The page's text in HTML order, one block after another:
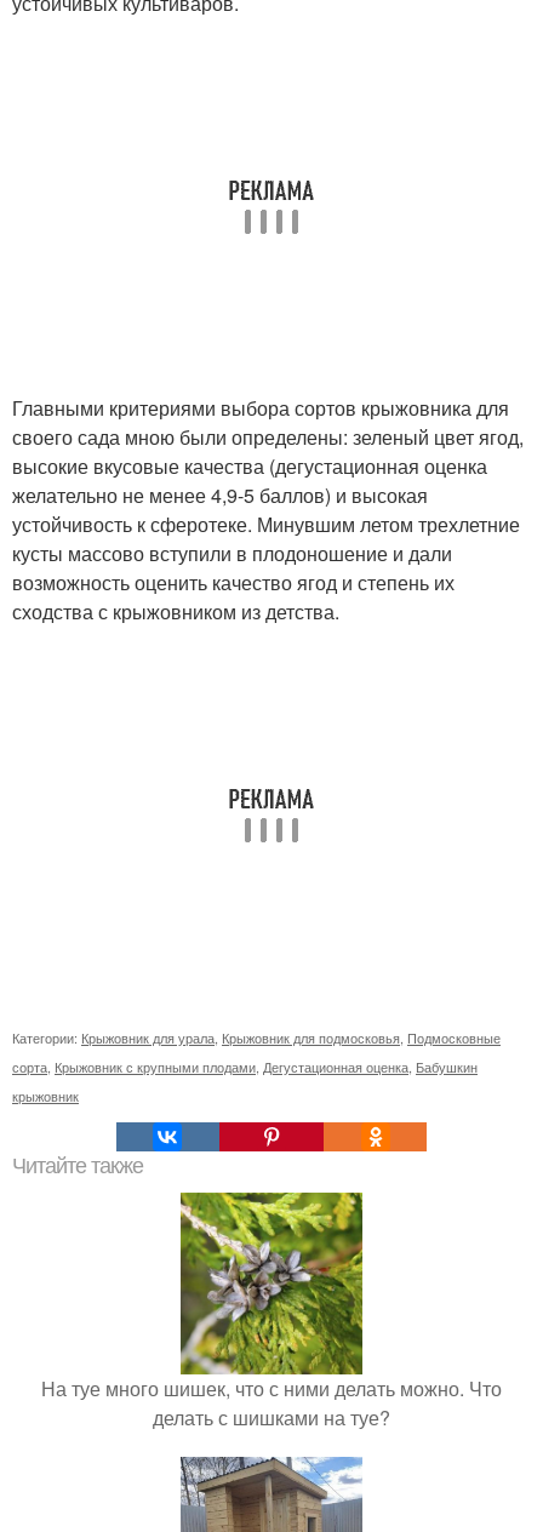
Главными критериями выбора сортов крыжовника для
своего сада мною были определены: зеленый цвет ягод,
высокие вкусовые качества (дегустационная оценка
желательно не менее 4,9-5 баллов) и высокая
устойчивость к сферотеке. Минувшим летом трехлетние
кусты массово вступили в плодоношение и дали
возможность оценить качество ягод и степень их
сходства с крыжовником из детства.
Категории: Крыжовник для урала Крыжовник для подмосковья Подмосковные
сорта Крыжовник с крупными плодами Дегустационная оценка Бабушкин
крыжовник
Читайте также
На туе много шишек, что с ними делать можно. Что
делать с шишками на туе?